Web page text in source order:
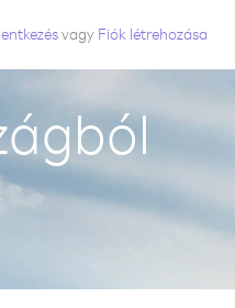
vagy Fiók létrehozása